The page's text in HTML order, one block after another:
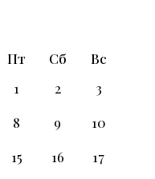
Пт Сб
Вс
1
2
3
8 9
10
15 16
17